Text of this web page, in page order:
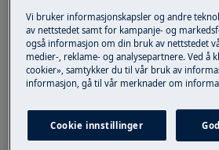
typeplate.
PNC
Vi bruker informasjonskapsler og andre
av nettstedet samt for kampanje- og
også informasjon om din bruk av nettstedet
medier-, reklame- og analysepartnere. Ved å
cookier», samtykker du til vår bruk av
informasjon, gå til vår merknader om
Cookie innstillinger